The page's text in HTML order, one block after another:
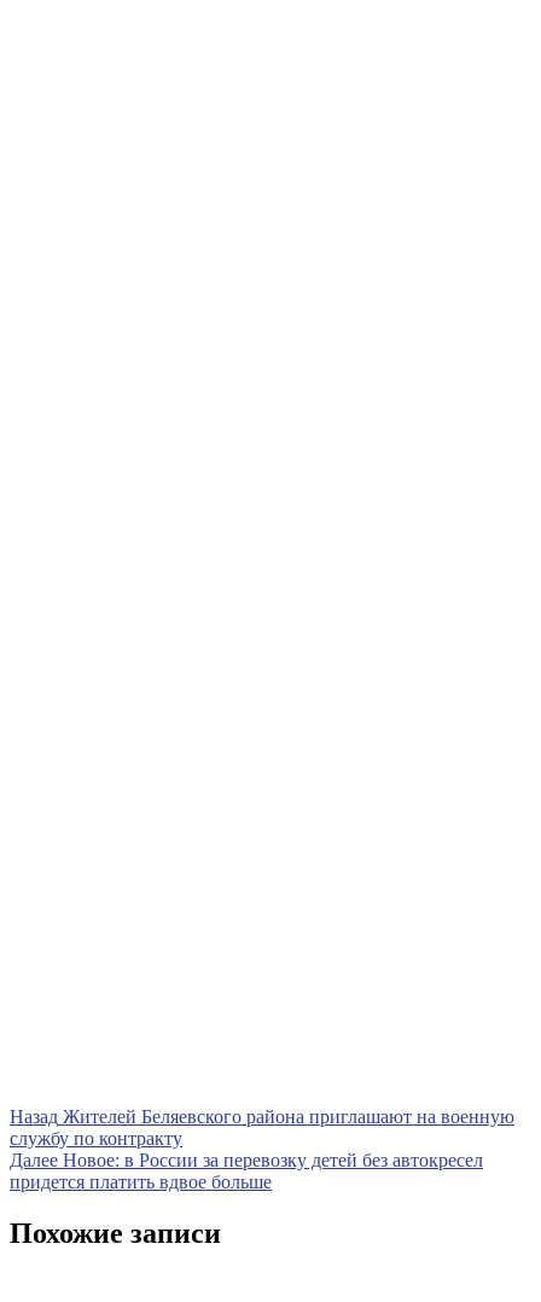
Навигация
по
записям
Назад Предыдущая
запись
Жителей Беляевского района приглашают на военную
службу по контракту
Далее Следующая
запись
Новое: в России за перевозку детей без автокресел
придется платить вдвое больше
Похожие записи